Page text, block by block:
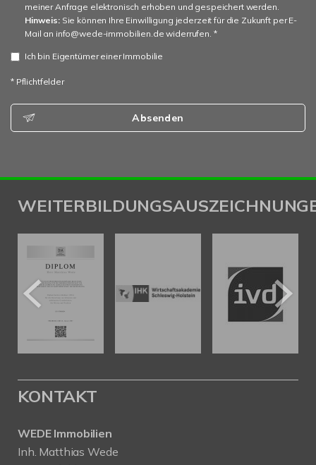
meiner Anfrage elektronisch erhoben und gespeichert werden.
Hinweis:Sie können Ihre Einwilligung jederzeit für die Zukunft per E-
Mail an info@wede-immobilien.de widerrufen. *
Ich bin Eigentümer einer Immobilie
* Pflichtfelder
Absenden
KONTAKT
WEDE Immobilien
Inh. Matthias Wede